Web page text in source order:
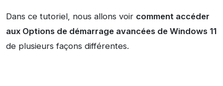
Dans ce tutoriel, nous allons voir comment accéder
aux Options de démarrage avancées de Windows 11
de plusieurs façons différentes.